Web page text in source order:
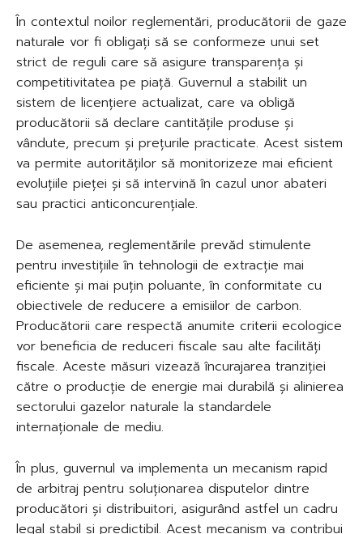
În contextul noilor reglementări, producătorii de gaze
naturale vor fi obligați să se conformeze unui set
strict de reguli care să asigure transparența și
competitivitatea pe piață. Guvernul a stabilit un
sistem de licențiere actualizat, care va obligă
producătorii să declare cantitățile produse și
vândute, precum și prețurile practicate. Acest sistem
va permite autorităților să monitorizeze mai eficient
evoluțiile pieței și să intervină în cazul unor abateri
sau practici anticoncurențiale.
De asemenea, reglementările prevăd stimulente
pentru investițiile în tehnologii de extracție mai
eficiente și mai puțin poluante, în conformitate cu
obiectivele de reducere a emisiilor de carbon.
Producătorii care respectă anumite criterii ecologice
vor beneficia de reduceri fiscale sau alte facilități
fiscale. Aceste măsuri vizează încurajarea tranziției
către o producție de energie mai durabilă și alinierea
sectorului gazelor naturale la standardele
internaționale de mediu.
În plus, guvernul va implementa un mecanism rapid
de arbitraj pentru soluționarea disputelor dintre
producători și distribuitori, asigurând astfel un cadru
legal stabil și predictibil. Acest mecanism va contribui